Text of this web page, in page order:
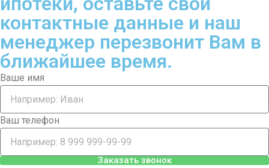
контактные данные и наш
менеджер перезвонит Вам в
ближайшее время.
Ваше имя
Ваш телефон
Заказать звонок